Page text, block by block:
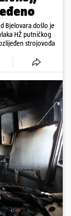
Bjelovara došlo je
HŽ putničkog
strojovođa